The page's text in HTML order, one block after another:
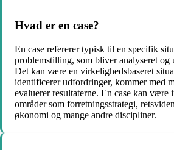
Hvad er en case?
En case refererer typisk til en specifik
problemstilling, som bliver analyseret og
Det kan være en virkelighedsbaseret
identificerer udfordringer, kommer med
evaluerer resultaterne. En case kan
områder som forretningsstrategi,
økonomi og mange andre discipliner.